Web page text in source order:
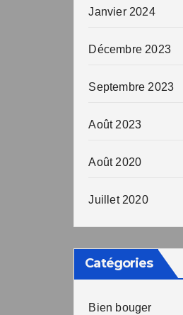
Janvier 2024
Décembre 2023
Septembre 2023
Août 2023
Août 2020
Juillet 2020
Catégories
Bien bouger